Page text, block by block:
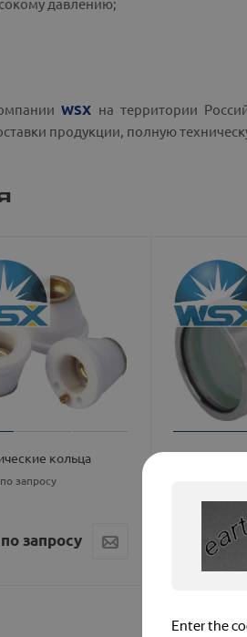
WSX на территории
продукции, полную
кольца
запросу
запросу
Цена по
Цена по